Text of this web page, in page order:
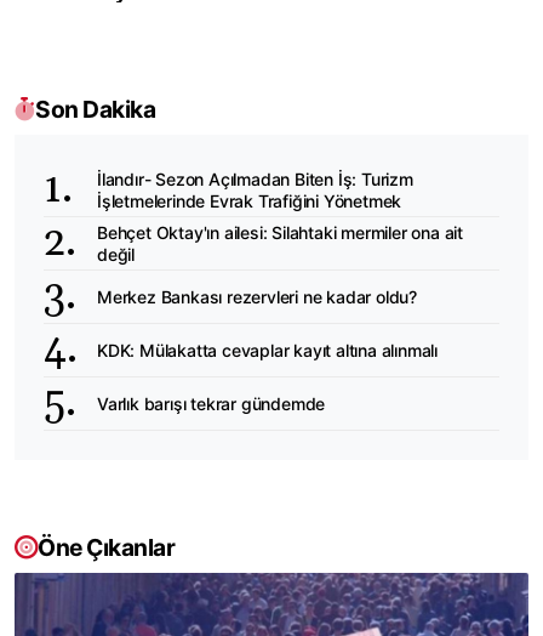
Son Dakika
İlandır- Sezon Açılmadan Biten İş: Turizm
İşletmelerinde Evrak Trafiğini Yönetmek
Behçet Oktay'ın ailesi: Silahtaki mermiler ona ait
değil
Merkez Bankası rezervleri ne kadar oldu?
KDK: Mülakatta cevaplar kayıt altına alınmalı
Varlık barışı tekrar gündemde
Öne Çıkanlar